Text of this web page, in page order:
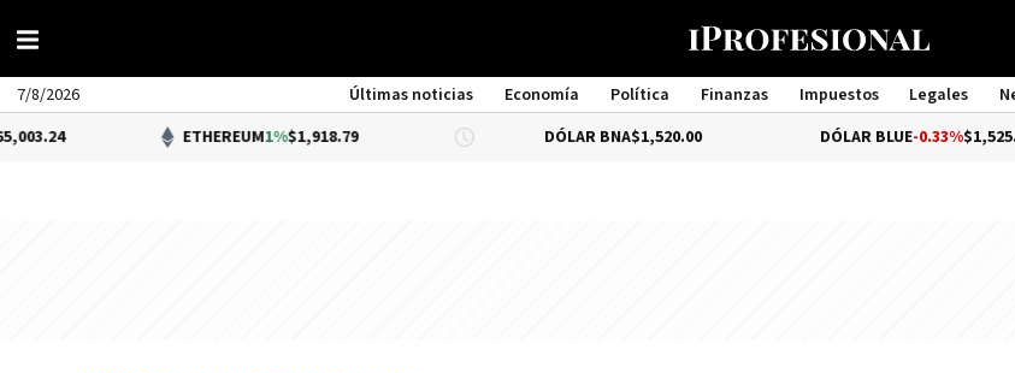
7/8/2026 Últimas noticias Economía Política Finanzas Impuestos Legales
Management
ETHEREUM1%$1,918.79 DÓLAR BNA $1,520.00 -0.33%$1,525.00